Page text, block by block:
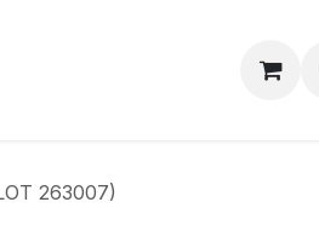
Contactez-nous
263007)